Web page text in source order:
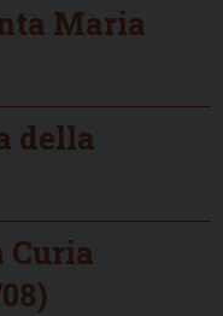
Maria
della
Curia